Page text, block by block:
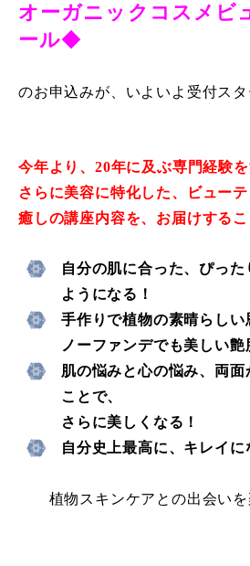
オーガニックコスメビ
ール◆
のお申込みが、いよいよ受付スタ
今年より、20年に及ぶ専門経験を
さらに美容に特化した、ビュー
癒しの講座内容を、お届けするこ
自分の肌に合った、ぴった
ようになる！
手作りで植物の素晴らしい
ノーファンデでも美しい艶
肌の悩みと心の悩み、両
ことで、
さらに美しくなる！
自分史上最高に、キレイに
植物スキンケアとの出会いを